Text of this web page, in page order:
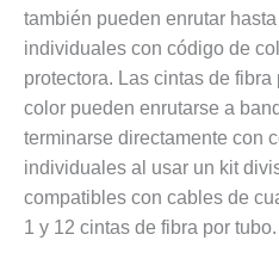
también pueden enrutar
individuales con código de
protectora. Las cintas de
color pueden enrutarse a
terminarse directamente con
individuales al usar un kit
compatibles con cables de
1 y 12 cintas de fibra por tubo.